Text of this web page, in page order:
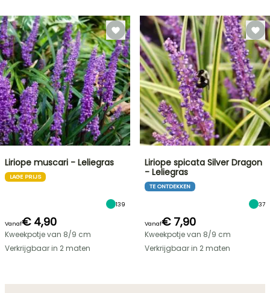
Liriope muscari - Leliegras
LAGE PRIJS
139
Vanaf€ 4,90
Kweekpotje van 8/9 cm
Verkrijgbaar in 2 maten
Liriope spicata Silver Dragon
- Leliegras
TE ONTDEKKEN
37
Vanaf€ 7,90
Kweekpotje van 8/9 cm
Verkrijgbaar in 2 maten